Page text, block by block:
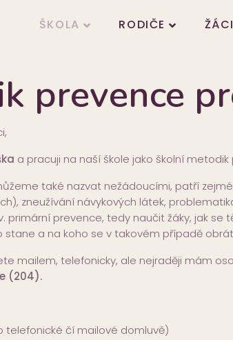
ŠKOLA RODIČE ŽÁCI
prevence
a pracuji na naší škole jako školní
také nazvat nežádoucími, patří
zneužívání návykových látek,
primární prevence, tedy naučit žáky, jak
stane a na koho se v takovém případě
mailem, telefonicky, ale nejraději mám
(204).
telefonické čí mailové domluvě)